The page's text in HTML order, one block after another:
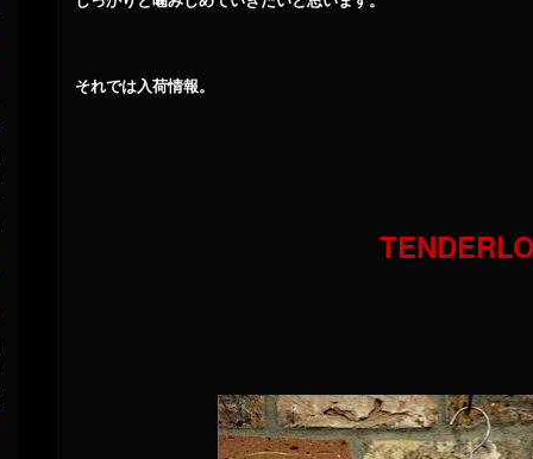
それでは入荷情報。